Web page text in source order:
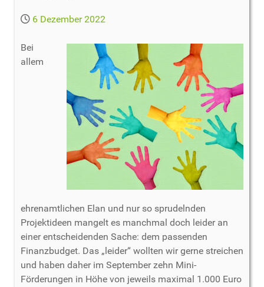
6 Dezember 2022
Bei
allem
ehrenamtlichen Elan und nur so sprudelnden
Projektideen mangelt es manchmal doch leider an
einer entscheidenden Sache: dem passenden
Finanzbudget. Das „leider“ wollten wir gerne streichen
und haben daher im September zehn Mini-
Förderungen in Höhe von jeweils maximal 1.000 Euro